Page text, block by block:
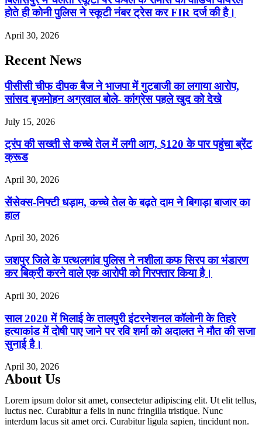
होते ही कोनी पुलिस ने स्कूटी नंबर ट्रेस कर FIR दर्ज की है।
April 30, 2026
Recent News
पीसीसी चीफ दीपक बैज ने भाजपा में गुटबाजी का लगाया आरोप,
सांसद बृजमोहन अग्रवाल बोले- कांग्रेस पहले खुद को देखे
July 15, 2026
ट्रंप की सख्ती से कच्चे तेल में लगी आग, $120 के पार पहुंचा ब्रेंट
क्रूड
April 30, 2026
सेंसेक्स-निफ्टी धड़ाम, कच्चे तेल के बढ़ते दाम ने बिगाड़ा बाजार का
हाल
April 30, 2026
जशपुर जिले के पत्थलगांव पुलिस ने नशीला कफ सिरप का भंडारण
कर बिक्री करने वाले एक आरोपी को गिरफ्तार किया है।
April 30, 2026
साल 2020 में भिलाई के तालपुरी इंटरनेशनल कॉलोनी के तिहरे
हत्याकांड में दोषी पाए जाने पर रवि शर्मा को अदालत ने मौत की सजा
सुनाई है।
April 30, 2026
About Us
Lorem ipsum dolor sit amet, consectetur adipiscing elit. Ut elit tellus,
luctus nec. Curabitur a felis in nunc fringilla tristique. Nunc
interdum lacus sit amet orci. Curabitur ligula sapien, tincidunt non.